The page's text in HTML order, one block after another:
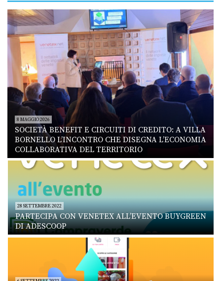
8 MAGGIO 2026
SOCIETÀ BENEFIT E CIRCUITI DI CREDITO: A VILLA
BORNELLO L’INCONTRO CHE DISEGNA L’ECONOMIA
COLLABORATIVA DEL TERRITORIO
28 SETTEMBRE 2022
PARTECIPA CON VENETEX ALL’EVENTO BUYGREEN
DI ADESCOOP